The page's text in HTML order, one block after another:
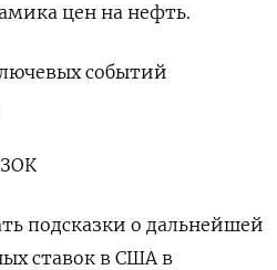
цен на нефть.
событий
подсказки о дальнейшей
ставок в США в